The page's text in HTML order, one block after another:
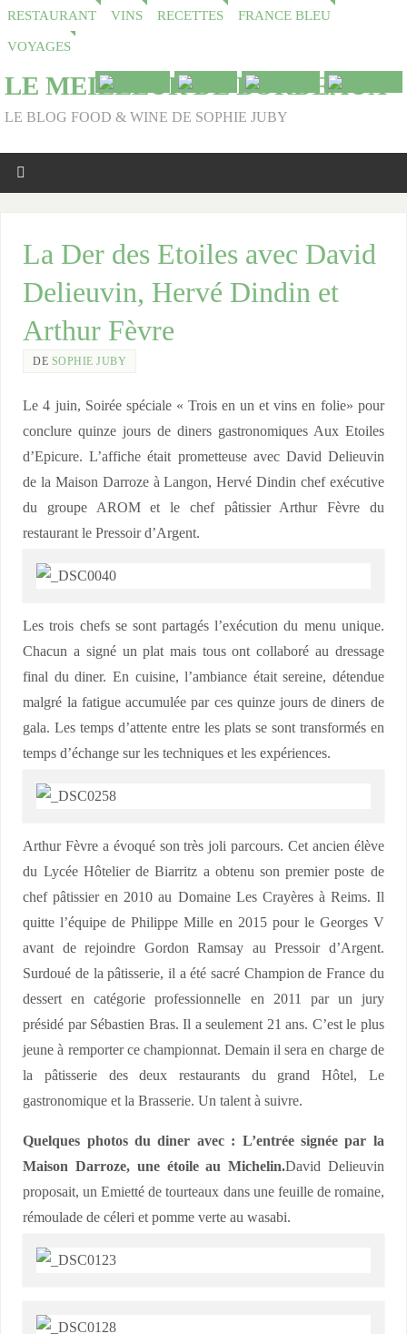
RESTAURANT VINS RECETTES FRANCE BLEU
VOYAGES
LE MEILLEUR DE BORDEAUX
LE BLOG FOOD & WINE DE SOPHIE JUBY
La Der des Etoiles avec David
Delieuvin, Hervé Dindin et
Arthur Fèvre
DE SOPHIE JUBY
Le 4 juin, Soirée spéciale « Trois en un et vins en folie» pour
conclure quinze jours de diners gastronomiques Aux Etoiles
d’Epicure. L’affiche était prometteuse avec David Delieuvin
de la Maison Darroze à Langon, Hervé Dindin chef exécutive
du groupe AROM et le chef pâtissier Arthur Fèvre du
restaurant le Pressoir d’Argent.
Les trois chefs se sont partagés l’exécution du menu unique.
Chacun a signé un plat mais tous ont collaboré au dressage
final du diner. En cuisine, l’ambiance était sereine, détendue
malgré la fatigue accumulée par ces quinze jours de diners de
gala. Les temps d’attente entre les plats se sont transformés en
temps d’échange sur les techniques et les expériences.
Arthur Fèvre a évoqué son très joli parcours. Cet ancien élève
du Lycée Hôtelier de Biarritz a obtenu son premier poste de
chef pâtissier en 2010 au Domaine Les Crayères à Reims. Il
quitte l’équipe de Philippe Mille en 2015 pour le Georges V
avant de rejoindre Gordon Ramsay au Pressoir d’Argent.
Surdoué de la pâtisserie, il a été sacré Champion de France du
dessert en catégorie professionnelle en 2011 par un jury
présidé par Sébastien Bras. Il a seulement 21 ans. C’est le plus
jeune à remporter ce championnat. Demain il sera en charge de
la pâtisserie des deux restaurants du grand Hôtel, Le
gastronomique et la Brasserie. Un talent à suivre.
Quelques photos du diner avec : L’entrée signée par la
Maison Darroze, une étoile au Michelin.David Delieuvin
proposait, un Emietté de tourteaux dans une feuille de romaine,
rémoulade de céleri et pomme verte au wasabi.